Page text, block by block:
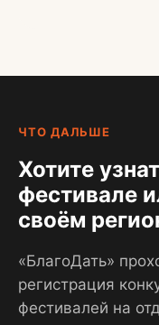
ЧТО ДАЛЬШЕ
Хотите
фестивале
своём
«БлагоДать»
регистрация
фестивалей на